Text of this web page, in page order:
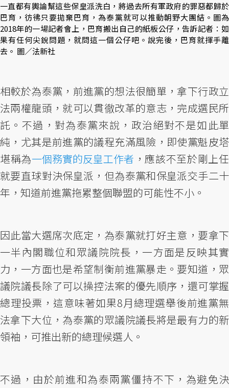
一直都有輿論幫這些保皇派洗白，將過去所有軍政府的罪惡都歸於
巴育，彷彿只要拋棄巴育，為泰黨就可以推動朝野大團結。圖為
2018年的一場記者會上，巴育搬出自己的紙板公仔，告訴記者：如
果有任何尖銳問題，就問這一個公仔吧。說完後，巴育就揮手離
去。 圖／法新社
相較於為泰黨，前進黨的想法很簡單，拿下行政立
法兩權龍頭，就可以貫徹改革的意志，完成選民所
託。不過，對為泰黨來說，政治絕對不是如此單
純，尤其是前進黨的議程充滿風險，即使黨魁皮塔
堪稱為一個務實的反皇工作者 ，應該不至於剛上任
就要直球對決保皇派，但為泰黨和保皇派交手二十
年，知道前進黨拖累整個聯盟的可能性不小。
因此當大選席次底定，為泰黨就打好主意，要拿下
一半內閣職位和眾議院院長，一方面是反映其實
力，一方面也是希望制衡前進黨暴走。要知道，眾
議院議長除了可以操控法案的優先順序，還可掌握
總理投票，這意味著如果8月總理選舉後前進黨無
法拿下大位，為泰黨的眾議院議長將是最有力的新
領袖，可推出新的總理候選人。
不過，由於前進和為泰兩黨僵持不下，為避免決